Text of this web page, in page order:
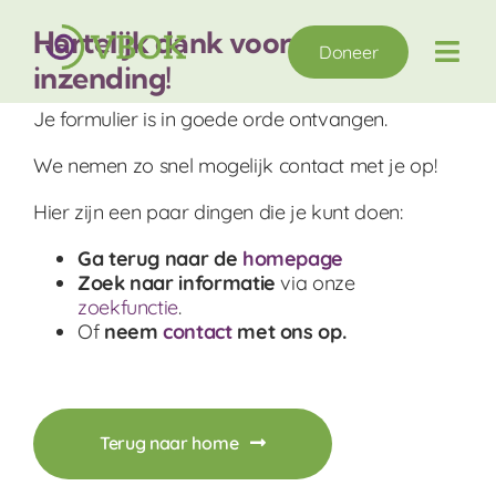
naar
inhoud
Wie zijn we?
Wat doen we?
Doe mee
Hulp nodig?
Nieuws
Voor leden / archief
Doneer
Hartelijk dank voor je
inzending!
Je formulier is in goede orde ontvangen.
We nemen zo snel mogelijk contact met je op!
Hier zijn een paar dingen die je kunt doen:
Ga terug naar de homepage
Zoek naar informatie via onze
zoekfunctie.
Of neemcontactmet ons op.
Terug naar home